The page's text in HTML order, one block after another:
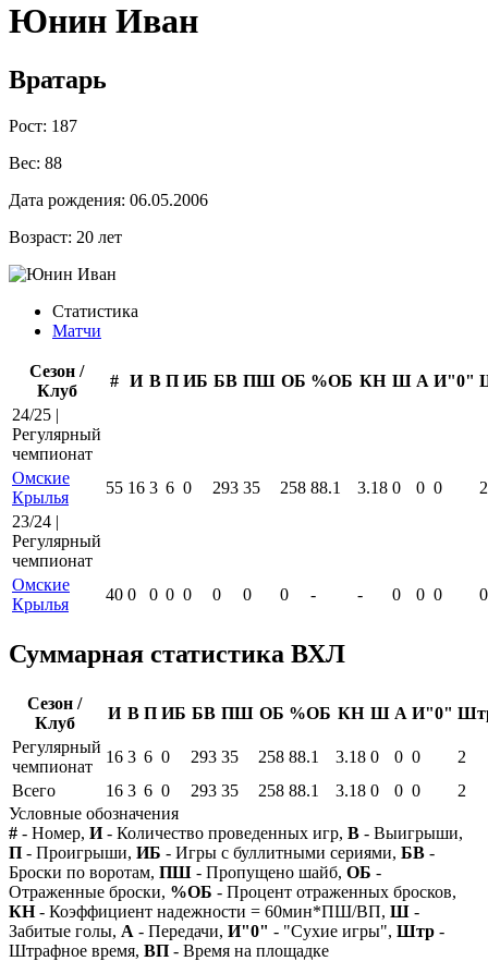
Юнин Иван
Вратарь
Рост: 187
Вес: 88
Дата рождения: 06.05.2006
Возраст: 20 лет
Статистика
Матчи
Сезон /
Клуб
# И В П ИБ БВ ПШ ОБ %ОБ КН Ш А И"0"
24/25 |
Регулярный
чемпионат
Омские
Крылья
55 16 3 6 0 293 35 258 88.1 3.18 0 0 0
2
23/24 |
Регулярный
чемпионат
Омские
Крылья
40 0 0 0 0 0 0 0 - - 0 0 0 0
Суммарная статистика ВХЛ
Сезон /
Клуб
И В П ИБ БВ ПШ ОБ %ОБ КН Ш А И"0"
Регулярный
чемпионат
16 3 6 0 293 35 258 88.1 3.18 0 0 0
2
Всего
16 3 6 0 293 35 258 88.1 3.18 0 0 0
2
Условные обозначения
# - Номер, И- Количество проведенных игр, В - Выигрыши,
П - Проигрыши, ИБ - Игры с буллитными сериями, БВ -
Броски по воротам, ПШ - Пропущено шайб, ОБ -
Отраженные броски, %ОБ - Процент отраженных бросков,
КН- Коэффициент надежности = 60мин*ПШ/ВП, Ш -
Забитые голы, А - Передачи, И"0" - "Сухие игры", Штр -
Штрафное время, ВП - Время на площадке